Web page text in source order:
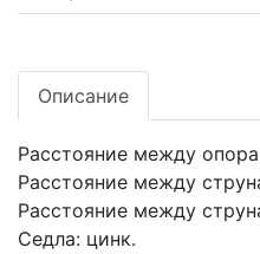
Описание
Расстояние между
Расстояние между
Расстояние между
Седла: цинк.